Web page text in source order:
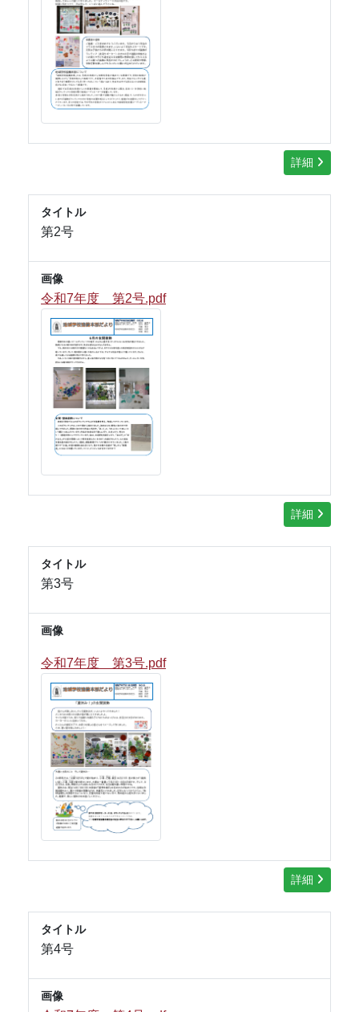
詳細
タイトル
第2号
画像
令和7年度 第2号.pdf
詳細
タイトル
第3号
画像
令和7年度 第3号.pdf
詳細
タイトル
第4号
画像